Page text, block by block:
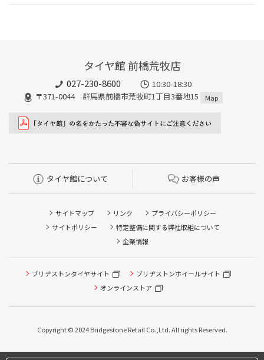
タイヤ館 前橋荒牧店
027-230-8600
10:30-18:30
〒371-0044 群馬県前橋市荒牧町1丁目3番地15
Map
タイヤ館について お客様の声
サイトマップ リンク
プライバシーポリシー
サイトポリシー
特定整備に関する弊社取組について
企業情報
ブリヂストンタイヤサイト
ブリヂストンホイールサイト
オンラインストア
Copyright © 2024 Bridgestone Retail Co.,Ltd. All rights Reserved.
タイヤ点検・安全点検/タイヤ履き替え/オイル交換/その他